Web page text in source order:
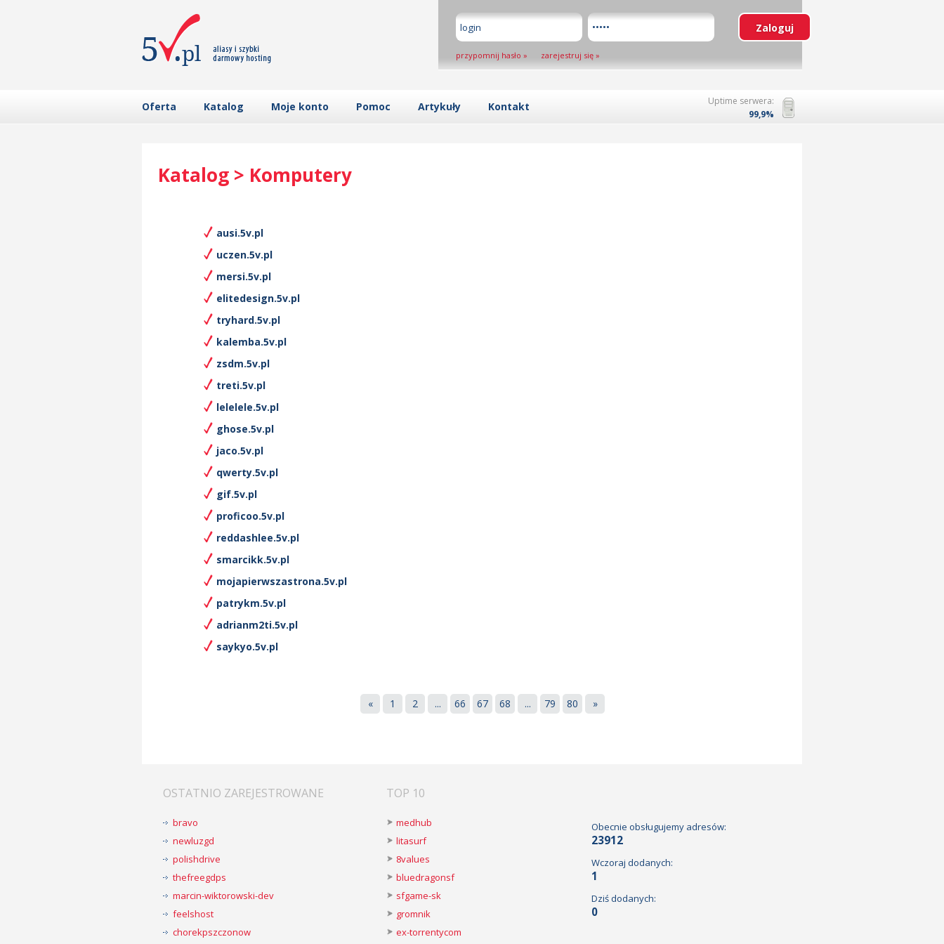
przypomnij hasło » zarejestruj się »
Oferta Katalog Moje konto Pomoc Artykuły Kontakt
Uptime serwera:
99,9%
Katalog > Komputery
ausi.5v.pl
uczen.5v.pl
mersi.5v.pl
elitedesign.5v.pl
tryhard.5v.pl
kalemba.5v.pl
zsdm.5v.pl
treti.5v.pl
lelelele.5v.pl
ghose.5v.pl
jaco.5v.pl
qwerty.5v.pl
gif.5v.pl
proficoo.5v.pl
reddashlee.5v.pl
smarcikk.5v.pl
mojapierwszastrona.5v.pl
patrykm.5v.pl
adrianm2ti.5v.pl
saykyo.5v.pl
« 1 2 ... 66 67 68 ... 79 80 »
OSTATNIO ZAREJESTROWANE
bravo
newluzgd
polishdrive
thefreegdps
marcin-wiktorowski-dev
feelshost
chorekpszczonow
TOP 10
medhub
litasurf
8values
bluedragonsf
sfgame-sk
gromnik
ex-torrentycom
Obecnie obsługujemy adresów:
23912
Wczoraj dodanych:
1
Dziś dodanych:
0